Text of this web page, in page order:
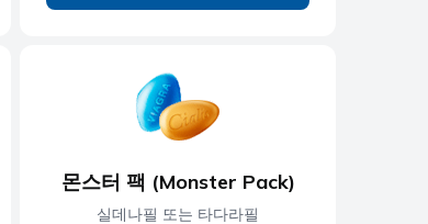
몬스터 팩 (Monster Pack)
실데나필 또는 타다라필